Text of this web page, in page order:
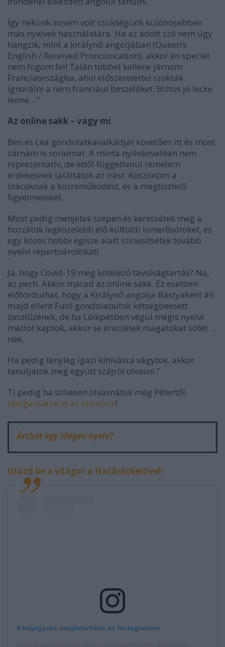
Így nekünk sosem volt szükségünk különösebben
más nyelvek használatára. Ha az adott szó nem úgy
hangzik, mint a királynő angoljában (Queen’s
English / Received Pronouncation), akkor én speciel
nem fogom fel! Talán többet kellene járnom
Franciaországba, ahol előszeretettel szokták
ignorálni a nem franciául beszélőket. Biztos jó lecke
lenne…"
Az online sakk – vagy mi
Ben és Lea gondolatkavalkádját követően itt és most
zárnám is soraimat. A minta nyilvánvalóan nem
reprezentatív, de ettől függetlenül remélem
érdekesnek találtátok az írást. Köszönöm a
srácoknak a közreműködést, és a megtisztelő
figyelmeteket.
Most pedig menjetek szépen és keressétek meg a
hozzátok legközelebb élő külföldi ismerősötöket, és
egy közös hobbi égisze alatt színesítsétek tovább
nyelvi repertoárotokat!
Ja, hogy Covid-19 meg kötelező távolságtartás? Na,
az pech. Akkor marad az online sakk. Ez esetben
előfordulhat, hogy a Királynő angolja Bástyaként áll
majd ellent Futó gondolataitok kétségbeesett
össztűzének, de ha Lólépésben végül mégis nyelvi
mattot kaptok, akkor se érezzétek magatokat sötét …
nak.
Ha pedig tényleg igazi kihívásra vágytok, akkor
tanuljatok meg együtt szájról olvasni.”
Ti pedig ha szívesen olvasnátok még Pétertől,
látogassatok el az oldalára!
Árthat egy idegen nyelv?
Utazd be a világot a Határátkelővel!
A bejegyzés megtekintése az Instagramon